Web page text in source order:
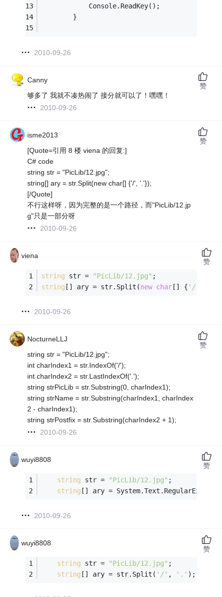
            Console.ReadKey();
        }
2010-09-26
Canny
够多了 我就不凑热闹了 接分就可以了！嘿嘿！
2010-09-26
赞
isme2013
[Quote=引用 8 楼 viena 的回复:]
C# code
string str = "PicLib/12.jpg";
string[] ary = str.Split(new char[] {'/', '.'});
[/Quote]
不行这样呀，因为完整的是一个路径，而"PicLib/12.jp
g"只是一部分呀
2010-09-26
赞
viena
string str = "PicLib/12.jpg" ;
string [] ary = str.Split(new char [] { '/'
2010-09-26
赞
NocturneLLJ
string str = "PicLib/12.jpg";
int charIndex1 = str.IndexOf('/');
int charIndex2 = str.LastIndexOf('.');
string strPicLib = str.Substring(0, charIndex1);
string strName = str.Substring(charIndex1, charIndex
2 - charIndex1);
string strPostfix = str.Substring(charIndex2 + 1);
2010-09-26
赞
wuyi8808
string str = "PicLib/12.jpg" ;
string [] ary =
2010-09-26
赞
wuyi8808
string str = "PicLib/12.jpg" ;
string [] ary = str.Split( '/' , '.' );
赞